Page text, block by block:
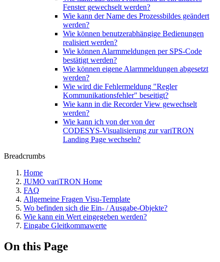
Fenster gewechselt werden?
Wie kann der Name des Prozessbildes geändert
werden?
Wie können benutzerabhängige Bedienungen
realisiert werden?
Wie können Alarmmeldungen per SPS-Code
bestätigt werden?
Wie können eigene Alarmmeldungen abgesetzt
werden?
Wie wird die Fehlermeldung "Regler
Kommunikationsfehler" beseitigt?
Wie kann in die Recorder View gewechselt
werden?
Wie kann ich von der von der
CODESYS‑Visualisierung zur variTRON
Landing Page wechseln?
Breadcrumbs
Home
JUMO variTRON Home
FAQ
Allgemeine Fragen Visu-Template
Wo befinden sich die Ein- / Ausgabe-Objekte?
Wie kann ein Wert eingegeben werden?
Eingabe Gleitkommawerte
On this Page